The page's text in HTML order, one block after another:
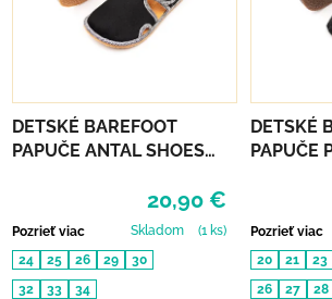
DETSKÉ BAREFOOT
PAPUČE ANTAL SHOES
20,90 €
Pozrieť viac Skladom
(1 ks)
24
25 26 29
30
32
33 34
DETSKÉ
PAPUČE
Pozrieť viac
20
21 23
26
27 28